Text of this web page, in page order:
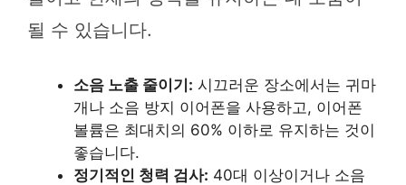
될 수 있습니다.
소음 노출 줄이기: 시끄러운 장소에서는 귀마
개나 소음 방지 이어폰을 사용하고, 이어폰
볼륨은 최대치의 60% 이하로 유지하는 것이
좋습니다.
정기적인 청력 검사: 40대 이상이거나 소음